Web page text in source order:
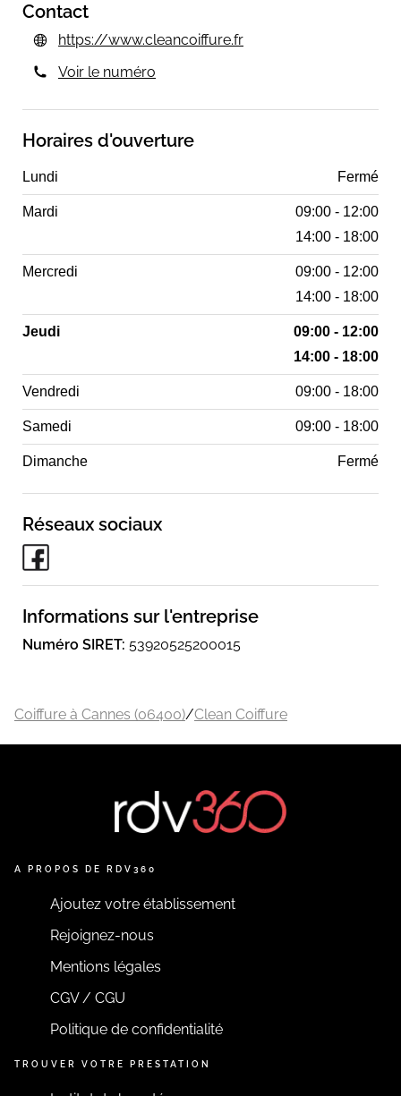
Contact
https://www.cleancoiffure.fr
Voir le numéro
Horaires d'ouverture
Lundi Fermé
Mardi
09:00 - 12:00
14:00 - 18:00
Mercredi
09:00 - 12:00
14:00 - 18:00
Jeudi
09:00 - 12:00
14:00 - 18:00
Vendredi 09:00 - 18:00
Samedi 09:00 - 18:00
Dimanche Fermé
Réseaux sociaux
Informations sur l'entreprise
Numéro SIRET: 53920525200015
Coiffure à Cannes (06400)/Clean Coiffure
A PROPOS DE RDV360
Ajoutez votre établissement
Rejoignez-nous
Mentions légales
CGV / CGU
Politique de confidentialité
TROUVER VOTRE PRESTATION